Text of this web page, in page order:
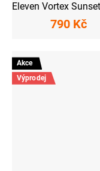
Eleven Vortex Sunset
790 Kč
Akce
Výprodej